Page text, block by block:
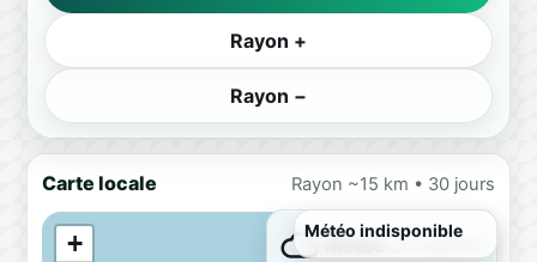
Rayon +
Rayon −
Carte locale Rayon ~15 km • 30 jours
+
Météo…Chargement
Météo indisponible